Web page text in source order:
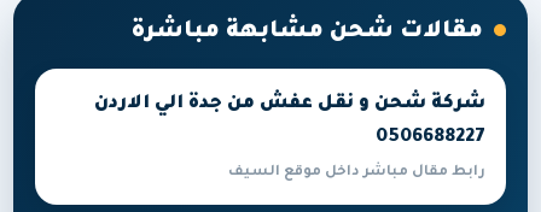
مقالات شحن مشابهة مباشرة
شركة شحن و نقل عفش من جدة الي الاردن
0506688227
رابط مقال مباشر داخل موقع السيف